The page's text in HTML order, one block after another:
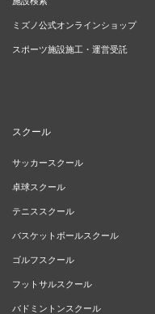
ミズノ公式オンラインショップ
スポーツ施設施工・運営受託
スクール
サッカースクール
卓球スクール
テニススクール
バスケットボールスクール
ゴルフスクール
フットサルスクール
バドミントンスクール